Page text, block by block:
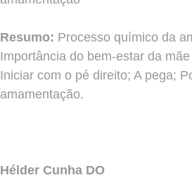
Resumo: Processo químico da
Importância do bem-estar da
Iniciar com o pé direito; A pega;
amamentação.
Hélder Cunha DO